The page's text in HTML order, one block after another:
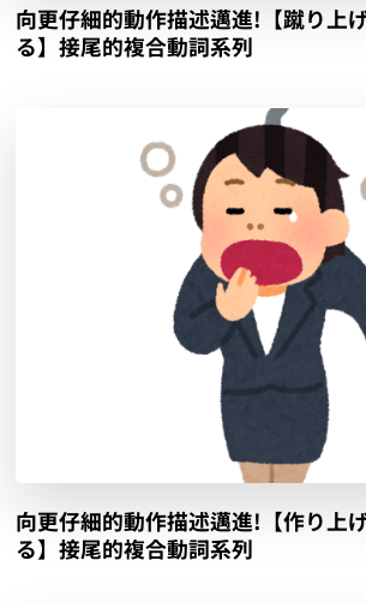
向更仔細的動作描述邁進!【蹴り上
る】接尾的複合動詞系列
向更仔細的動作描述邁進!【作り上
る】接尾的複合動詞系列